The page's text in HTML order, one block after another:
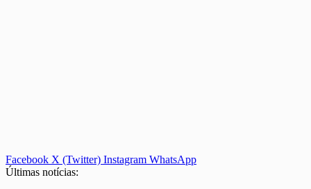
Facebook X (Twitter) Instagram WhatsApp
Últimas notícias: